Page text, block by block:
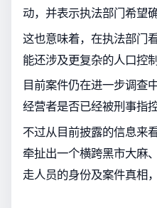
动，并表示执法部门希望
这也意味着，在执法部门
能还涉及更复杂的人口控
目前案件仍在进一步调查
经营者是否已经被刑事指控
不过从目前披露的信息来
牵扯出一个横跨黑市大麻
走人员的身份及案件真相